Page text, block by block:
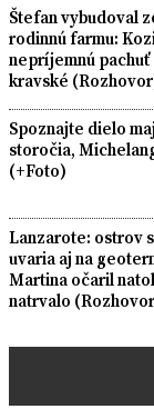
Štefan vybudoval
rodinnú farmu:
nepríjemnú
kravské
Spoznajte dielo
storočia,
(+Foto)
Lanzarote: ostrov
uvaria aj na
Martina očaril
natrvalo